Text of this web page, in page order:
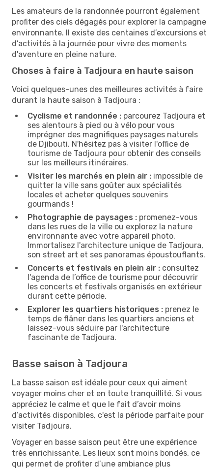
Les amateurs de la randonnée pourront également
profiter des ciels dégagés pour explorer la campagne
environnante. Il existe des centaines d’excursions et
d’activités à la journée pour vivre des moments
d'aventure en pleine nature.
Choses à faire à Tadjoura en haute saison
Voici quelques-unes des meilleures activités à faire
durant la haute saison à Tadjoura :
Cyclisme et randonnée : parcourez Tadjoura et
ses alentours à pied ou à vélo pour vous
imprégner des magnifiques paysages naturels
de Djibouti. N'hésitez pas à visiter l'office de
tourisme de Tadjoura pour obtenir des conseils
sur les meilleurs itinéraires.
Visiter les marchés en plein air : impossible de
quitter la ville sans goûter aux spécialités
locales et acheter quelques souvenirs
gourmands !
Photographie de paysages : promenez-vous
dans les rues de la ville ou explorez la nature
environnante avec votre appareil photo.
Immortalisez l'architecture unique de Tadjoura,
son street art et ses panoramas époustouflants.
Concerts et festivals en plein air : consultez
l'agenda de l’office de tourisme pour découvrir
les concerts et festivals organisés en extérieur
durant cette période.
Explorer les quartiers historiques : prenez le
temps de flâner dans les quartiers anciens et
laissez-vous séduire par l'architecture
fascinante de Tadjoura.
Basse saison à Tadjoura
La basse saison est idéale pour ceux qui aiment
voyager moins cher et en toute tranquillité. Si vous
appréciez le calme et que le fait d’avoir moins
d’activités disponibles, c'est la période parfaite pour
visiter Tadjoura.
Voyager en basse saison peut être une expérience
très enrichissante. Les lieux sont moins bondés, ce
qui permet de profiter d’une ambiance plus